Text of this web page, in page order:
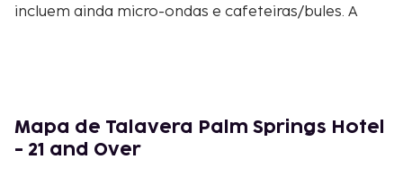
incluem ainda micro-ondas e cafeteiras/bules. A
Galeria de Heusso - 0,3 km/0,2 mi
Annenberg Theatre - 0,3 km/0,2 mi
Mapa de Talavera Palm Springs Hotel
- 21 and Over